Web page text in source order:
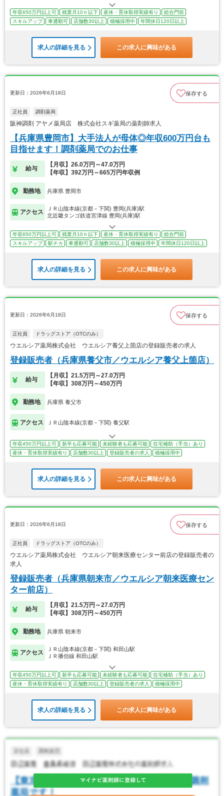
年収650万円以上可 残業月10ｈ以下 産休・育休取得実績有り
総合門前
スキルアップ
車通勤可 店舗数30以上 積極採用中 年間休日120日以上
求人の詳細を見る この求人に興味がある
更新日：2026年6月18日 保存する
正社員 調剤薬局
阪神調剤 アヤメ薬局店 株式会社スギ薬局の薬剤師求人
【兵庫県豊岡市】大手法人が母体◎年収600万円台も
目指せます！調剤薬局でのお仕事
給与
【月収】26.0万円～47.0万円
【年収】392万円～665万円年収例
勤務地 兵庫県 豊岡市
アクセス
ＪＲ山陰本線(京都－下関) 豊岡(兵庫)駅
北近畿タンゴ鉄道宮津線 豊岡(兵庫)駅
年収650万円以上可 残業月10ｈ以下 産休・育休取得実績有り
総合門前
スキルアップ
駅チカ 車通勤可 店舗数30以上 積極採用中 年間休日120日以上
求人の詳細を見る この求人に興味がある
更新日：2026年6月18日 保存する
正社員 ドラッグストア（OTCのみ）
ウエルシア薬局株式会社 ウエルシア養父上箇店の登録販売者の求人
登録販売者（兵庫県養父市／ウエルシア養父上箇店）
給与
【月収】21.5万円～27.0万円
【年収】308万円～450万円
勤務地 兵庫県 養父市
アクセス ＪＲ山陰本線(京都－下関) 養父駅
年収450万円以上可 新卒も応募可能 未経験者も応募可能
住宅補助（手当）あり
産休・育休取得実績有り
店舗数30以上 登録販売者の求人 積極採用中
求人の詳細を見る この求人に興味がある
更新日：2026年6月18日 保存する
正社員 ドラッグストア（OTCのみ）
ウエルシア薬局株式会社 ウエルシア朝来医療センター前店の登録販売者の
求人
登録販売者（兵庫県朝来市／ウエルシア朝来医療セン
ター前店）
給与
【月収】21.5万円～27.0万円
【年収】308万円～450万円
勤務地 兵庫県 朝来市
アクセス
ＪＲ山陰本線(京都－下関) 和田山駅
ＪＲ播但線 和田山駅
年収450万円以上可 新卒も応募可能 未経験者も応募可能
住宅補助（手当）あり
産休・育休取得実績有り
店舗数30以上 登録販売者の求人 積極採用中
求人の詳細を見る この求人に興味がある